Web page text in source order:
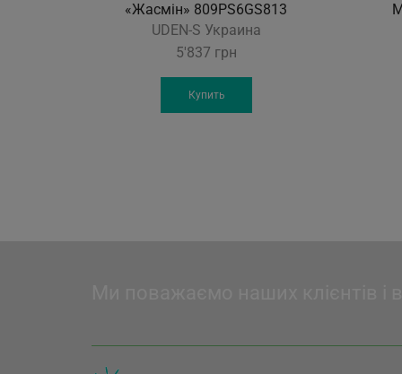
«Жасмін» 809PS6GS813
UDEN-S Украина
5'837 грн
Купить